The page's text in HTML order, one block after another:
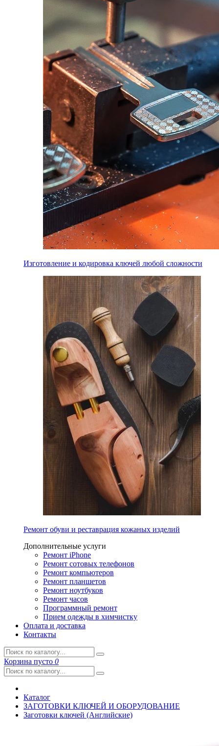
Изготовление и кодировка ключей любой сложности
Ремонт обуви и реставрация кожаных изделий
Дополнительные услуги
Ремонт iPhone
Ремонт сотовых телефонов
Ремонт компьютеров
Ремонт планшетов
Ремонт ноутбуков
Ремонт часов
Программный ремонт
Прием одежды в химчистку
Оплата и доставка
Контакты
Корзина пусто 0
Каталог
ЗАГОТОВКИ КЛЮЧЕЙ И ОБОРУДОВАНИЕ
Заготовки ключей (Английские)